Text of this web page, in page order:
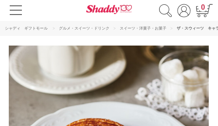
0
シャディ ギフトモール グルメ・スイーツ・ドリンク スイーツ・洋菓子・お菓子 ザ・スウィーツ キャ